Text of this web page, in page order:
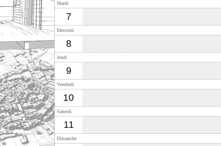
Mardi
7
Mercredi
8
Jeudi
9
Vendredi
10
Samedi
11
Dimanche